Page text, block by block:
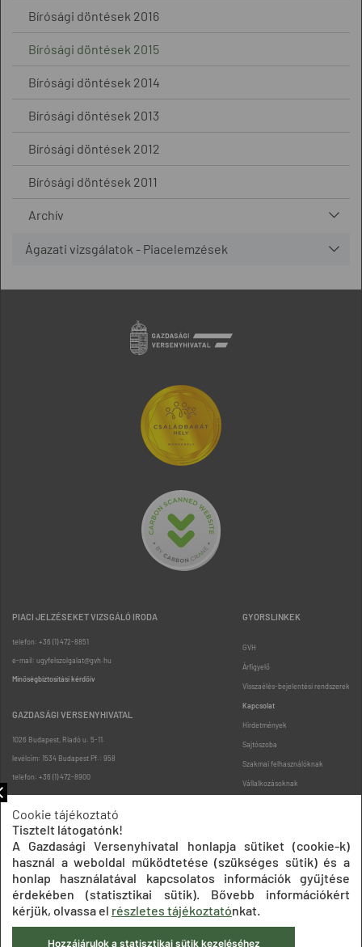
Bírósági döntések 2016
Bírósági döntések 2015
Bírósági döntések 2014
Bírósági döntések 2013
Bírósági döntések 2012
Bírósági döntések 2011
Archív
Ágazati vizsgálatok - Piacelemzések
PIACI JELZÉSEKET VIZSGÁLÓ IRODA
telefon: +36 (1) 472-8851
e-mail: ugyfelszolgalat@gvh.hu
Minőségbiztosítási kérdőív
GAZDASÁGI VERSENYHIVATAL
1026 Budapest, Riadó u. 5-11.
levélcím: 1534 Budapest Pf.: 958
telefon: +36 (1) 472-8900
GYORSLINKEK
GVH
Árfigyelő
Visszaélés-bejelentési rendszerek
Kapcsolat
Hirdetmények
Sajtószoba
Szakmai felhasználóknak
Vállalkozásoknak
Oldaltérkép
Cookie tájékoztató
Tisztelt látogatónk!
A Gazdasági Versenyhivatal honlapja sütiket (cookie-k)
használ a weboldal működtetése (szükséges sütik) és a
honlap használatával kapcsolatos információk gyűjtése
érdekében (statisztikai sütik). Bővebb információkért
kérjük, olvassa el részletes tájékoztatónkat.
Hozzájárulok a statisztikai sütik kezeléséhez